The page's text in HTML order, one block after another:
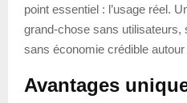
point essentiel : l’usage réel.
grand-chose sans utilisateurs,
sans économie crédible autour
Avantages